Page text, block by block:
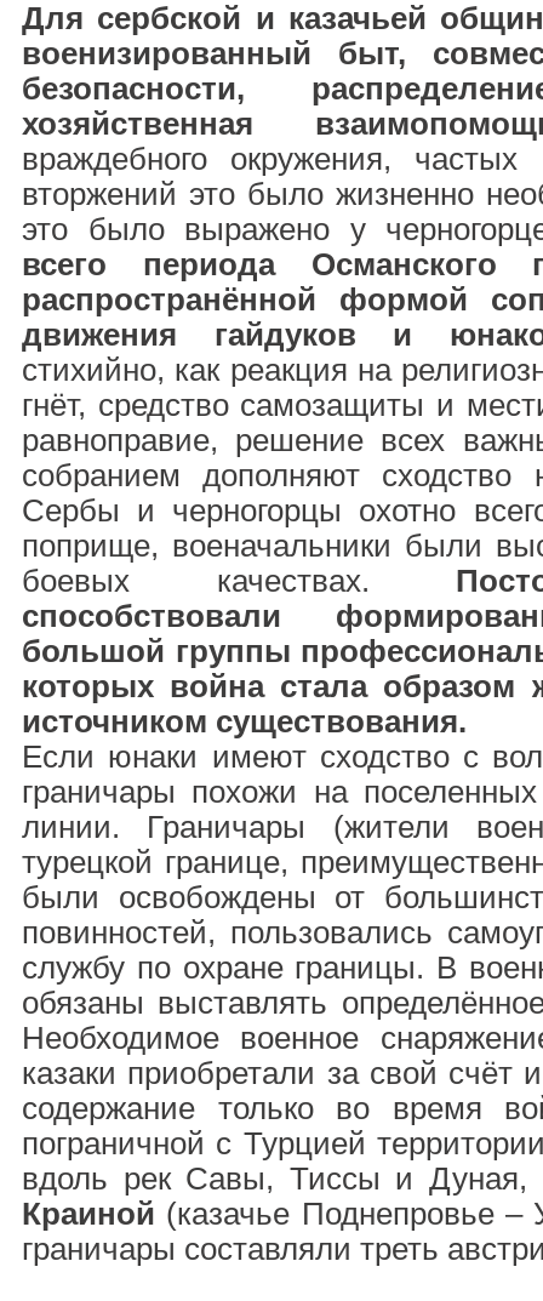
Для сербской и казачьей
военизированный быт,
безопасности,
хозяйственная
враждебного окружения,
вторжений это было жизненно
это было выражено у
всего периода Османского
распространённой формой
движения гайдуков и
стихийно, как реакция на
гнёт, средство самозащиты и
равноправие, решение всех
собранием дополняют сходство
Сербы и черногорцы охотно
поприще, военачальники были
боевых качествах.
способствовали
большой группы
которых война стала
источником существования.
Если юнаки имеют сходство с
граничары похожи на поселенных
линии. Граничары (жители
турецкой границе,
были освобождены от
повинностей, пользовались
службу по охране границы. В
обязаны выставлять
Необходимое военное
казаки приобретали за свой счёт
содержание только во время
пограничной с Турцией
вдоль рек Савы, Тиссы и Дуная,
Краиной (казачье Поднепровье –
граничары составляли треть